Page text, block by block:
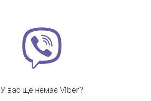
У вас ще немає Viber?